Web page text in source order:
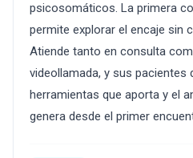
psicosomáticos. La primera
permite explorar el encaje sin
Atiende tanto en consulta
videollamada, y sus pacientes
herramientas que aporta y el
genera desde el primer